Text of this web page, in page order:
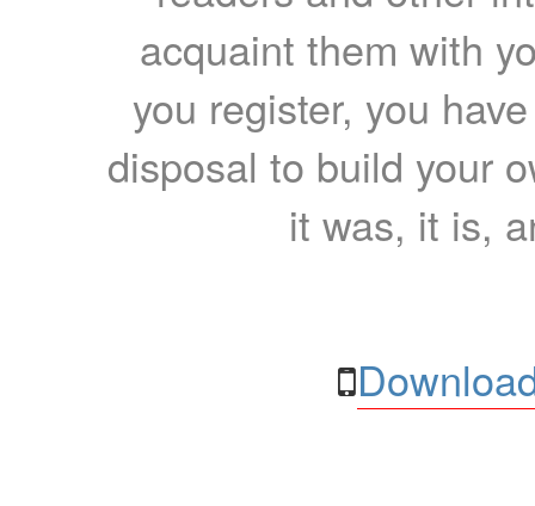
acquaint them with
you register, you
disposal to build your
it was, it is,